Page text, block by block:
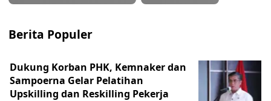
Berita Populer
Dukung Korban PHK, Kemnaker dan
Sampoerna Gelar Pelatihan
Upskilling dan Reskilling Pekerja